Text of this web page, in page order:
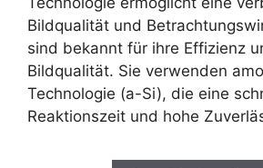
Bildqualität und
sind bekannt für ihre Effizienz
Bildqualität. Sie verwenden
Technologie (a-Si), die eine
Reaktionszeit und hohe